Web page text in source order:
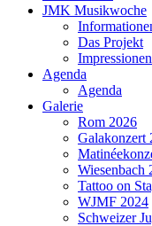
JMK Musikwoche
Das Projekt
Impressionen
Agenda
Agenda
Galerie
Rom 2026
Galakonzert
Wiesenbach
Tattoo on
WJMF 2024
Schweizer